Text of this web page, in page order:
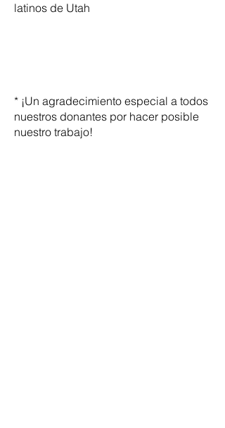
latinos de Utah
* ¡Un agradecimiento especial a todos
nuestros donantes por hacer posible
nuestro trabajo!